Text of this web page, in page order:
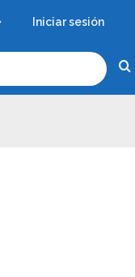
Iniciar sesión